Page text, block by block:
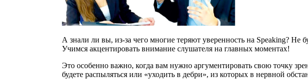
А знали ли вы, из-за чего многие теряют уверенность на Speaking? Не
Учимся акцентировать внимание слушателя на главных моментах!
Это особенно важно, когда вам нужно аргументировать свою точку
будете распыляться или «уходить в дебри», из которых в нервной